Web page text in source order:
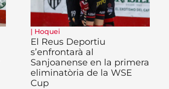
| Hoquei
El Reus Deportiu
s’enfrontarà al
Sanjoanense en la primera
eliminatòria de la WSE
Cup